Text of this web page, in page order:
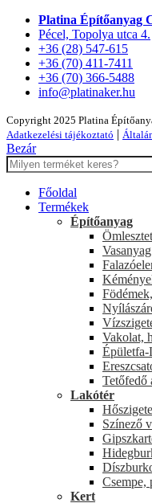
Platina Építőanyag
Pécel, Topolya utca 4.
+36 (28) 547-615
+36 (70) 411-7411
+36 (70) 366-5488
info@platinaker.hu
Copyright 2025 Platina
Adatkezelési tájékoztató
Bezár
Főoldal
Termékek
Építőanyag
Vasanyag
Vakolat,
Épületfa-
Tetőfedő
Lakótér
Színező
Csempe,
Kert